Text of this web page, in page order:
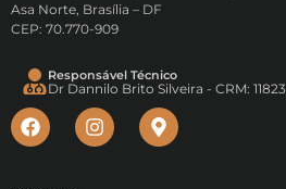
Asa Norte, Brasília – DF
CEP: 70.770-909
Responsável Técnico
Dr Dannilo Brito Silveira - CRM: 11823